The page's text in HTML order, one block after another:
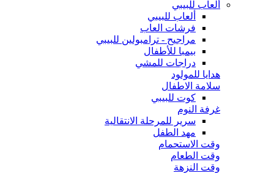
ألعاب للبيبي
ألعاب للبيبي
فرشات العاب
مراجيح - ترامبولين للبيبي
بيمبا للأطفال
دراجات للمشي
هدايا للمولود
سلامة الاطفال
كوت للبيبي
غرفة النوم
سرير للمرحلة الانتقالية
مهد الطفل
وقت الاستحمام
وقت الطعام
وقت النزهة